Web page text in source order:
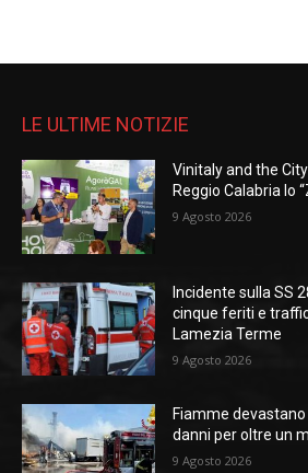
LE ULTIME NOTIZIE
Vinitaly and the
Reggio Calabria lo
9 Agosto 2026
Incidente sulla SS
cinque feriti e
Lamezia Terme
9 Agosto 2026
Fiamme
danni per oltre un
9 Agosto 2026